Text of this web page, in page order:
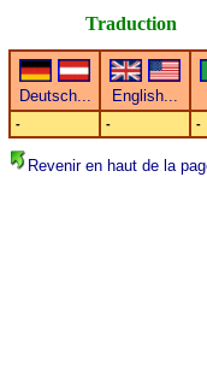
Traduction
- - -
Revenir en haut de la